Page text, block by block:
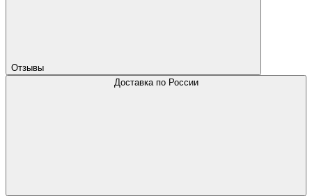
Отзывы
Доставка по России